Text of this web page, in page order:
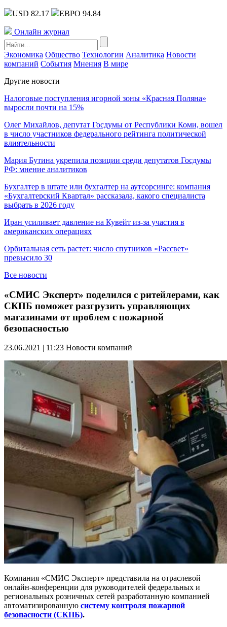
USD 82.17 ЕВРО 94.84
Онлайн журнал
Экономика Общество Технологии Аналитика Новости
компаний События Мнения В мире
Другие новости
Налоговые поступления игорной зоны «Красная Поляна»
выросли почти на 15%
Олег Михайлов, депутат Госдумы от Республики Коми, вошел
в число участников федерального рейтинга политической
влиятельности
Мария Бутина укрепила позиции среди депутатов Госдумы
РФ: мнение аналитиков
Бухгалтер в штате или бухгалтер на аутсорсинге: компания
«Бухгалтерский Квартал» рассказала, какого специалиста
выбрать в 2026 году
Иран усиливает давление на Кувейт из-за участия в
американских операциях
Орбитальная сеть растет: число спутников «Рассвет»
превысило 30
Все новости
«СМИС Эксперт» поделился с ритейлерами, как
СКПБ поможет разгрузить управляющих
магазинами от проблем с пожарной
безопасностью
23.06.2021 | 11:23 Новости компаний
Компания «СМИС Эксперт» представила на отраслевой
онлайн-конференции для руководителей федеральных и
региональных розничных сетей разработанную компанией
автоматизированную систему контроля пожарной
безопасности (СКПБ).